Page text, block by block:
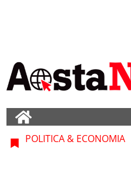
POLITICA & ECONOMIA